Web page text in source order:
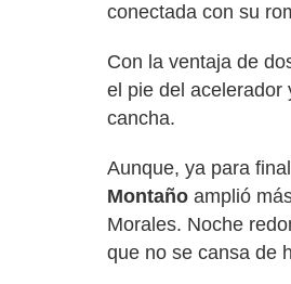
conectada con su
Con la ventaja de
el pie del acelerador
cancha.
Aunque, ya para
Montaño amplió
Morales. Noche
que no se cansa de